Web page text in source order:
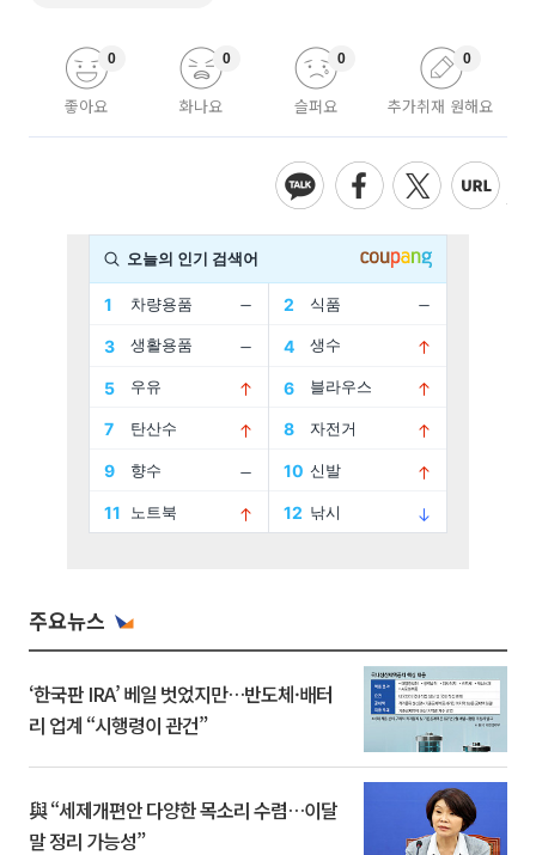
좋아요
0
화나요
0
슬퍼요
0
추가취재 원해요
0
주요뉴스
‘한국판 IRA’ 베일 벗었지만…반도체·배터
리 업계 “시행령이 관건”
與 “세제개편안 다양한 목소리 수렴…이달
말 정리 가능성”